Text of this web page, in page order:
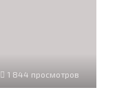
1 844 просмотров